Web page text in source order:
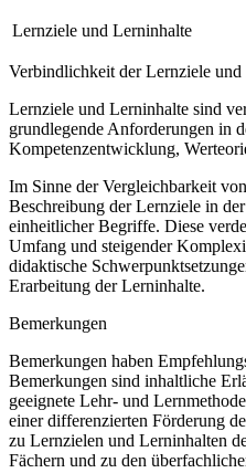
Lernziele und Lerninhalte
Verbindlichkeit der Lernziele
Lernziele und Lerninhalte sind
grundlegende Anforderungen in
Kompetenzentwicklung,
Im Sinne der Vergleichbarkeit
Beschreibung der Lernziele in
einheitlicher Begriffe. Diese
Umfang und steigender
didaktische
Erarbeitung der Lerninhalte.
Bemerkungen
Bemerkungen haben
Bemerkungen sind inhaltliche
geeignete Lehr- und
einer differenzierten Förderung
zu Lernzielen und Lerninhalten
Fächern und zu den